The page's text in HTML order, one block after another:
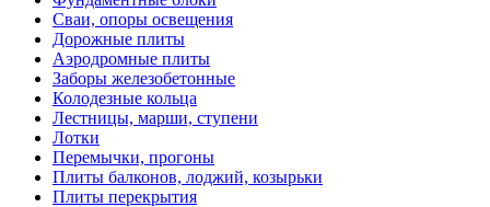
Сваи, опоры освещения
Дорожные плиты
Аэродромные плиты
Заборы железобетонные
Колодезные кольца
Лестницы, марши, ступени
Лотки
Перемычки, прогоны
Плиты балконов, лоджий, козырьки
Плиты перекрытия